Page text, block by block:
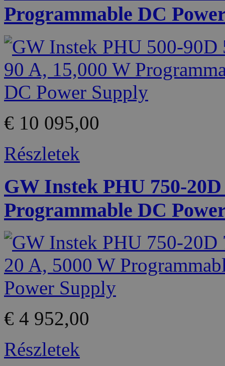
Programmable DC
€ 10 095,00
Részletek
GW Instek PHU 750-
Programmable DC
€ 4 952,00
Részletek